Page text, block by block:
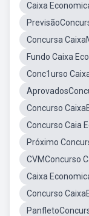
Caixa
Concursa
Fundo Caixa
Conc1urso
Concurso
Concurso Caia
Próximo
CVMConcurso
Caixa
Concurso